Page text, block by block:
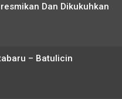
Dan Dikukuhkan
– Batulicin